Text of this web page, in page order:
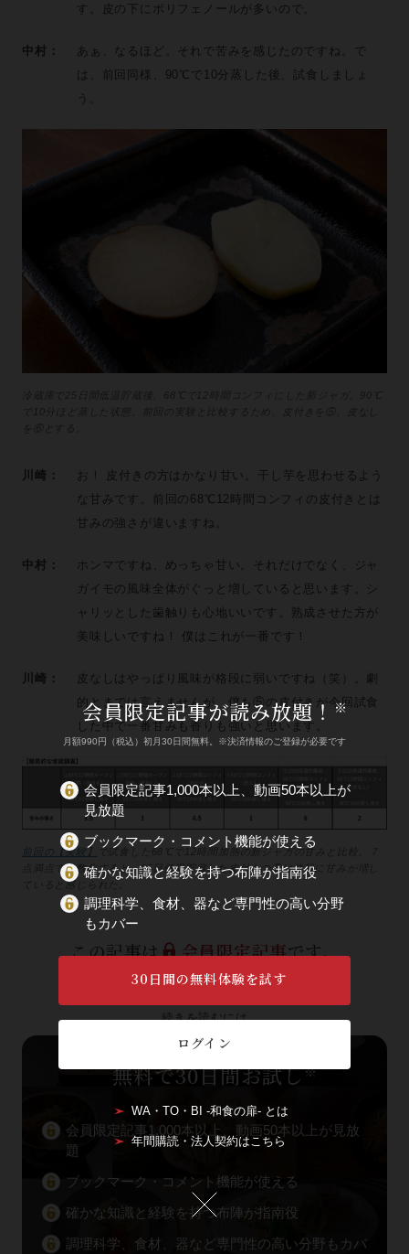
す。皮の下にポリフェノールが多いので。
中村：
あぁ、なるほど。それで苦みを感じたのですね。で
は、前回同様、90℃で10分蒸した後、試食しましょ
う。
川崎：
お！ 皮付きの方はかなり甘い。干し芋を思わせるよう
な甘みです。前回の68℃12時間コンフィの皮付きとは
甘みの強さが違いますね。
中村：
ホンマですね、めっちゃ甘い。それだけでなく、ジャ
ガイモの風味全体がぐっと増していると思います。シ
ャリッとした歯触りも心地いいです。熟成させた方が
美味しいですね！ 僕はこれが一番です！
川崎：
皮なしはやっぱり風味が格段に弱いですね（笑）。劇
的とまでは言えませんが、僕も⑤の皮付きが今回試食
した中で一番甘みも香りも強いと思います。
前回の【実験】
で試食した68℃で12時間加熱の新ジャガの甘みと比較。７
点満点で点数化すると、25日低温貯蔵した皮付きの⑤は格段に甘みが増し
ていると感じられた。
この記事は 会員限定記事です。
残り：2060 文字／全文：3563文字
続きを読むには
無料で30日間お試し※
会員限定記事1,000本以上、動画50本以上が見放
題
ブックマーク・コメント機能が使える
確かな知識と経験を持つ布陣が指南役
調理科学、食材、器など専門性の高い分野もカバ
会員限定記事が読み放題！※
月額990円（税込）初月30日間無料。※決済情報のご登録が必要です
会員限定記事1,000本以上、動画50本以上が
見放題
ブックマーク・コメント機能が使える
確かな知識と経験を持つ布陣が指南役
調理科学、食材、器など専門性の高い分野
もカバー
30日間の無料体験を試す
ログイン
WA・TO・BI -和食の扉- とは
年間購読・法人契約はこちら